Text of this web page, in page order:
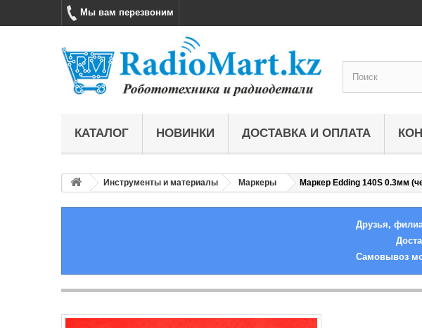
Мы вам перезвоним
КАТАЛОГ НОВИНКИ ДОСТАВКА И ОПЛАТА
Инструменты и материалы Маркеры Маркер Edding 140S 0.3мм
Друзья,
Самовывоз